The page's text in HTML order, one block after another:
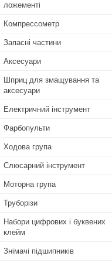
ложементі
Компрессометр
Запасні частини
Аксесуари
Шприц для змащування та
аксесуари
Електричний інструмент
Фарбопульти
Ходова група
Слюсарний інструмент
Моторна група
Труборізи
Набори цифрових і буквених
клейм
Знімачі підшипників